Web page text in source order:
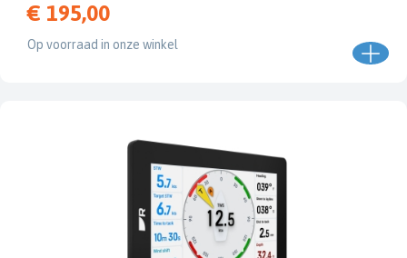
€ 195,00
Op voorraad in onze winkel